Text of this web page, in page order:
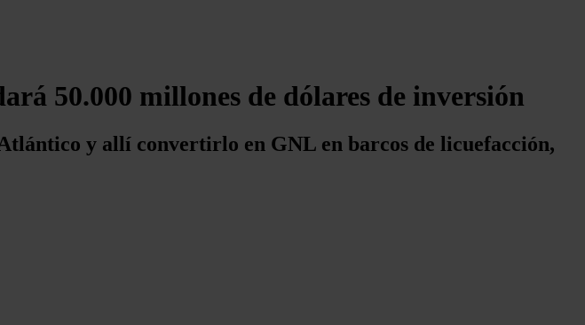
50.000 millones de dólares de inversión
y allí convertirlo en GNL en barcos de licuefacción,